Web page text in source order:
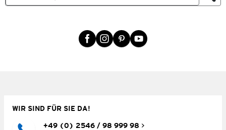
WIR SIND FÜR SIE DA!
+49 (0) 2546 / 98 999 98